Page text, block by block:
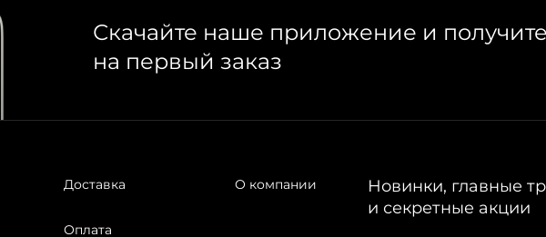
Скачайте наше приложение и
на первый заказ
Доставка
Оплата
О компании
Новинки, главные
и секретные акции